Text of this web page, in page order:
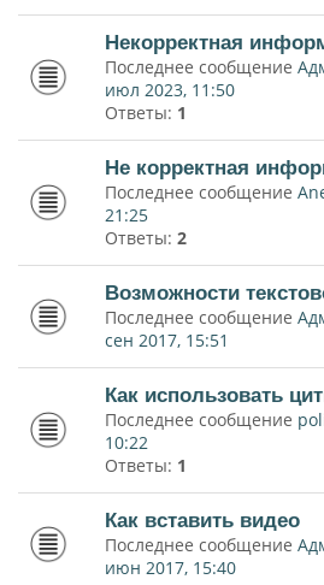
Некорректная
Последнее сообщение
июл 2023, 11:50
Ответы: 1
Не корректная
Последнее сообщение
21:25
Ответы: 2
Возможности
Последнее сообщение
сен 2017, 15:51
Как использовать
Последнее сообщение
10:22
Ответы: 1
Как вставить видео
Последнее сообщение
июн 2017, 15:40